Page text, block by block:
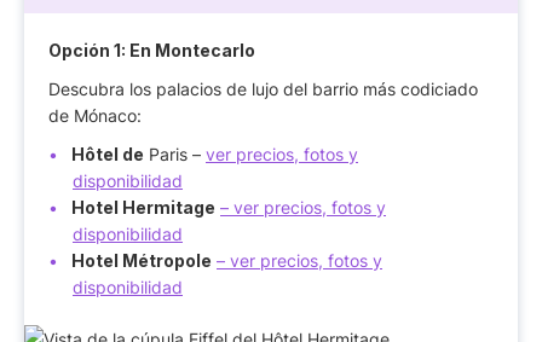
Opción 1: En Montecarlo
Descubra los palacios de lujo del barrio más codiciado
de Mónaco:
Hôtel de Paris – ver precios, fotos y
disponibilidad
Hotel Hermitage – ver precios, fotos y
disponibilidad
Hotel Métropole – ver precios, fotos y
disponibilidad